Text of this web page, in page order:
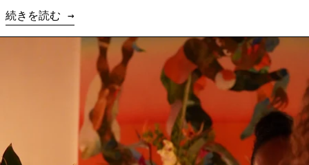
続きを読む
続きを読む: Supper Club - Ousmane Bâ and